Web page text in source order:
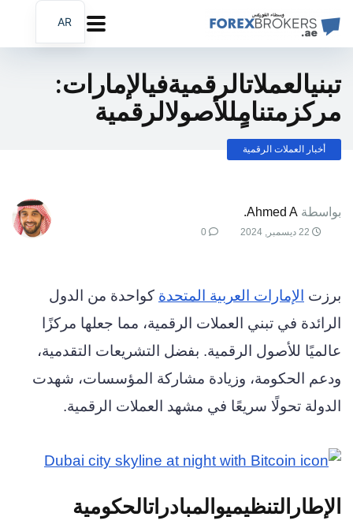
تبنيالعملاتالرقميةفيالإمارات:
مركزمتنامٍللأصولالرقمية
أخبار العملات الرقمية
بواسطة Ahmed A.
برزت الإمارات العربية المتحدة كواحدة من الدول
الرائدة في تبني العملات الرقمية، مما جعلها مركزًا
عالميًا للأصول الرقمية. بفضل التشريعات التقدمية،
ودعم الحكومة، وزيادة مشاركة المؤسسات، شهدت
الدولة تحولًا سريعًا في مشهد العملات الرقمية.
الإطار التنظيميوالمبادراتالحكومية
AR
EN